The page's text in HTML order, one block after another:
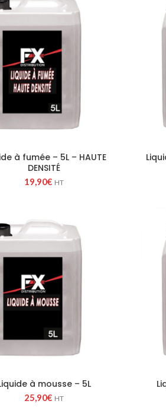
à fumée – 5L – HAUTE
DENSITÉ
19,90€ HT
à mousse – 5L
25,90€ HT